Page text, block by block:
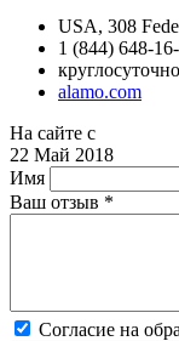
USA, 308
1 (844) 648-16-
круглосуточно
alamo.com
На сайте с
22 Май 2018
Имя
Ваш отзыв *
Согласие на